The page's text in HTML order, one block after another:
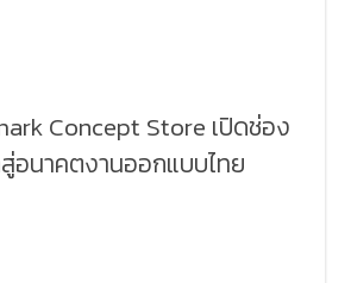
Concept Store เปิดช่อง
อนาคตงานออกแบบไทย